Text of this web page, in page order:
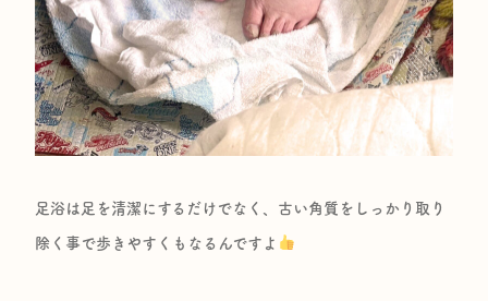
足浴は足を清潔にするだけでなく、古い角質をしっかり取り
除く事で歩きやすくもなるんですよ